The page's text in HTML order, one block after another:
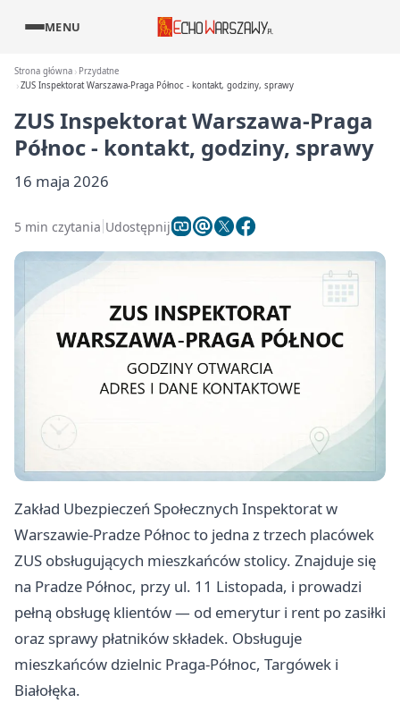
MENU
Strona główna
Przydatne
ZUS Inspektorat Warszawa-Praga Północ - kontakt, godziny, sprawy
ZUS Inspektorat Warszawa-Praga
Północ - kontakt, godziny, sprawy
16 maja 2026
5 min czytania Udostępnij
Zakład Ubezpieczeń Społecznych Inspektorat w
Warszawie-Pradze Północ to jedna z trzech placówek
ZUS obsługujących mieszkańców stolicy. Znajduje się
na Pradze Północ, przy ul. 11 Listopada, i prowadzi
pełną obsługę klientów — od emerytur i rent po zasiłki
oraz sprawy płatników składek. Obsługuje
mieszkańców dzielnic Praga-Północ, Targówek i
Białołęka.